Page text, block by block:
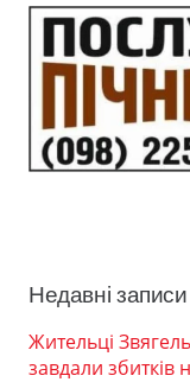
Недавні записи
Жительці
завдали збитків